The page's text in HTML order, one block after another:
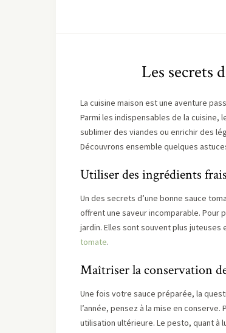
Les secrets
La cuisine maison est une aventure
Parmi les indispensables de la cuisine,
sublimer des viandes ou enrichir des
Découvrons ensemble quelques
Utiliser des ingrédients
Un des secrets d’une bonne sauce
offrent une saveur incomparable. Pour
jardin. Elles sont souvent plus
tomate.
Maîtriser la conservation
Une fois votre sauce préparée, la
l’année, pensez à la mise en
utilisation ultérieure. Le pesto, quant à